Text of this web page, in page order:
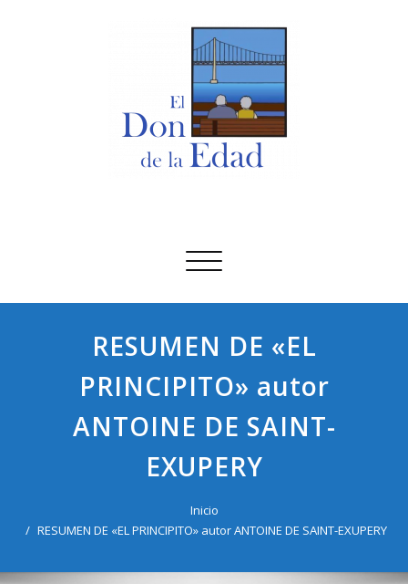
Alternar
RESUMEN DE «EL
PRINCIPITO» autor
ANTOINE DE SAINT-
EXUPERY
Inicio
RESUMEN DE «EL PRINCIPITO» autor ANTOINE DE SAINT-EXUPERY